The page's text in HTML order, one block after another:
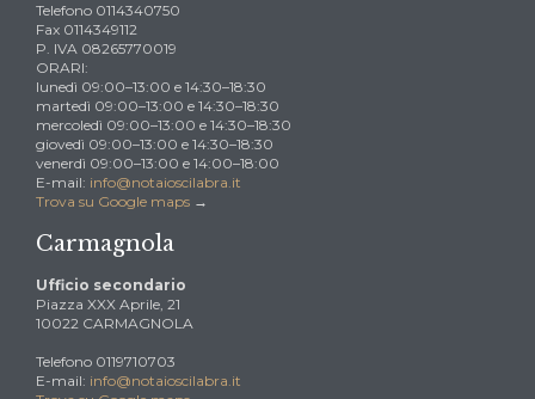
Telefono 0114340750
Fax 0114349112
P. IVA 08265770019
ORARI:
lunedì 09:00–13:00 e 14:30–18:30
martedì 09:00–13:00 e 14:30–18:30
mercoledì 09:00–13:00 e 14:30–18:30
giovedì 09:00–13:00 e 14:30–18:30
venerdì 09:00–13:00 e 14:00–18:00
E-mail: info@notaioscilabra.it
Trova su Google maps →
Carmagnola
Ufficio secondario
Piazza XXX Aprile, 21
10022 CARMAGNOLA
Telefono 0119710703
E-mail: info@notaioscilabra.it